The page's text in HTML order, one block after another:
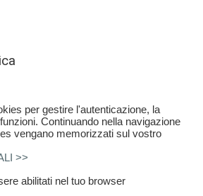
per gestire l'autenticazione, la
Continuando nella navigazione
vengano memorizzati sul vostro
>>
abilitati nel tuo browser